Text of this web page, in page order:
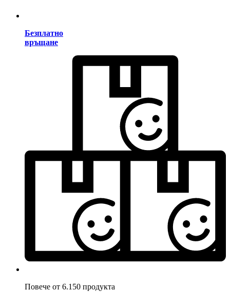
Безплатно
връщане
Повече от 6.150 продукта